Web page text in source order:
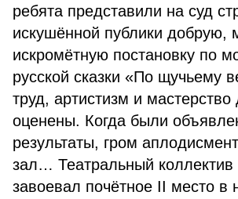
ребята представили на суд
искушённой публики добрую,
искромётную постановку по
русской сказки «По щучьему
труд, артистизм и мастерство
оценены. Когда были
результаты, гром
зал… Театральный
завоевал почётное II место в